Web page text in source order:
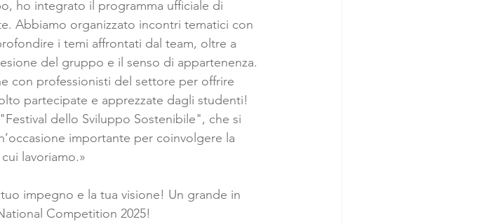
ho integrato il programma ufficiale di
Abbiamo organizzato incontri tematici con
i temi affrontati dal team, oltre a
del gruppo e il senso di appartenenza.
con professionisti del settore per offrire
partecipate e apprezzate dagli studenti!
dello Sviluppo Sostenibile", che si
importante per coinvolgere la
lavoriamo.»
impegno e la tua visione! Un grande in
Competition 2025!